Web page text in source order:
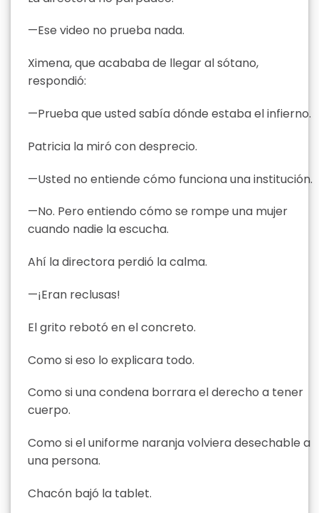
—Ese video no prueba nada.
Ximena, que acababa de llegar al sótano,
respondió:
—Prueba que usted sabía dónde estaba el infierno.
Patricia la miró con desprecio.
—Usted no entiende cómo funciona una institución.
—No. Pero entiendo cómo se rompe una mujer
cuando nadie la escucha.
Ahí la directora perdió la calma.
—¡Eran reclusas!
El grito rebotó en el concreto.
Como si eso lo explicara todo.
Como si una condena borrara el derecho a tener
cuerpo.
Como si el uniforme naranja volviera desechable a
una persona.
Chacón bajó la tablet.